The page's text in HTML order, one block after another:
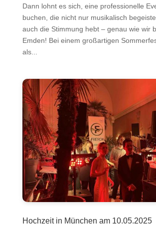
Dann lohnt es sich, eine professionelle
buchen, die nicht nur musikalisch
auch die Stimmung hebt – genau wie wir
Emden! Bei einem großartigen
als...
Hochzeit in München am 10.05.2025